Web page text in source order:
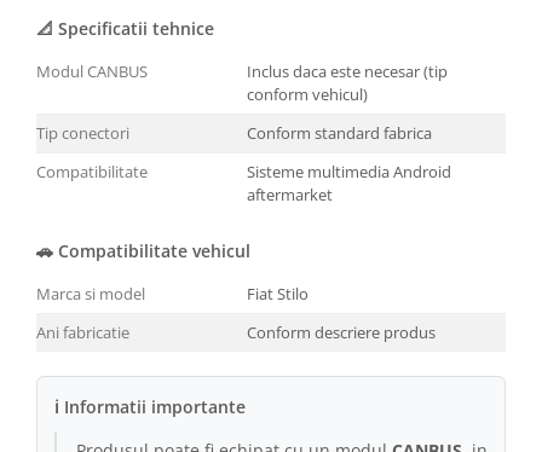
📐 Specificatii tehnice
Modul CANBUS
Inclus daca este necesar (tip
conform vehicul)
Tip conectori
Conform standard fabrica
Compatibilitate
Sisteme multimedia Android
aftermarket
🚗 Compatibilitate vehicul
Marca si model
Fiat Stilo
Ani fabricatie
Conform descriere produs
ℹ Informatii importante